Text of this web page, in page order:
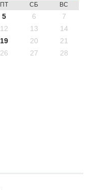
ПТ СБ ВС
5 6
7
12 13
14
19 20
21
26 27
28